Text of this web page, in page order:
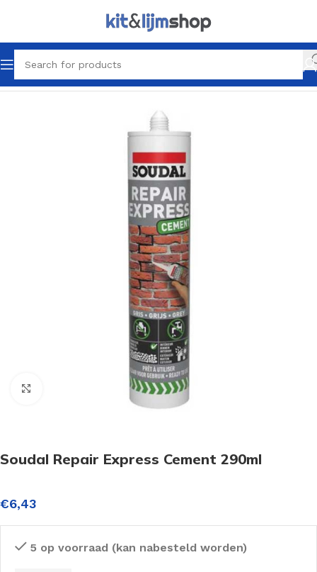
Home Diverse kitproducten
Soudal Repair Express Cement 290ml
€6,43
5 op voorraad (kan nabesteld worden)